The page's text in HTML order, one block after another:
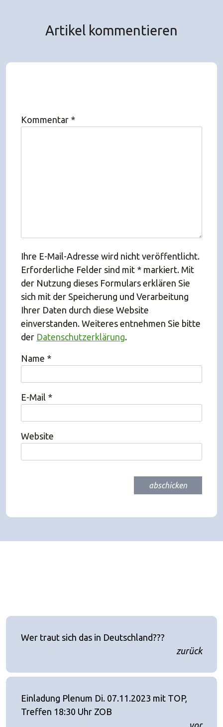
Artikel kommentieren
Kommentar *
Ihre E-Mail-Adresse wird nicht veröffentlicht.
Erforderliche Felder sind mit * markiert. Mit
der Nutzung dieses Formulars erklären Sie
sich mit der Speicherung und Verarbeitung
Ihrer Daten durch diese Website
einverstanden. Weiteres entnehmen Sie bitte
der Datenschutzerklärung.
Name *
E-Mail *
Website
Wer traut sich das in Deutschland???
zurück
Einladung Plenum Di. 07.11.2023 mit TOP,
Treffen 18:30 Uhr ZOB
vor